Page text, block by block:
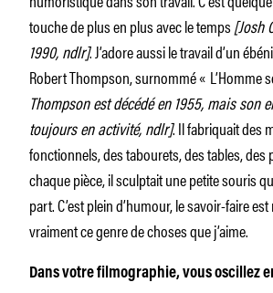
touche de plus en plus avec le temps[Josh
1990, ndlr]. J’adore aussi le travail d’un
Robert Thompson, surnommé « L’Homme
Thompson est décédé en 1955, mais son
toujours en activité, ndlr]. Il fabriquait des
fonctionnels, des tabourets, des tables, des
chaque pièce, il sculptait une petite souris
part. C’est plein d’humour, le savoir-faire
vraiment ce genre de choses que j’aime.
Dans votre filmographie, vous oscillez